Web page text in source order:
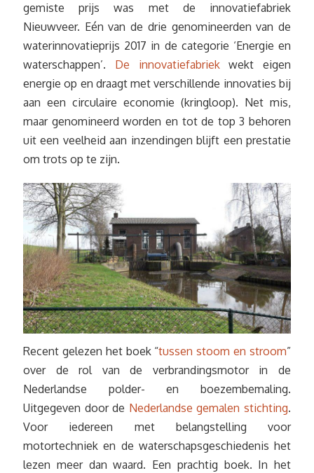
gemiste prijs was met de innovatiefabriek
Nieuwveer. Eén van de drie genomineerden van de
waterinnovatieprijs 2017 in de categorie ‘Energie en
waterschappen’. De innovatiefabriekwekt eigen
energie op en draagt met verschillende innovaties bij
aan een circulaire economie (kringloop). Net mis,
maar genomineerd worden en tot de top 3 behoren
uit een veelheid aan inzendingen blijft een prestatie
om trots op te zijn.
Recent gelezen het boek “tussen stoom en stroom”
over de rol van de verbrandingsmotor in de
Nederlandse polder- en boezembemaling.
Uitgegeven door de Nederlandse gemalen stichting.
Voor iedereen met belangstelling voor
motortechniek en de waterschapsgeschiedenis het
lezen meer dan waard. Een prachtig boek. In het